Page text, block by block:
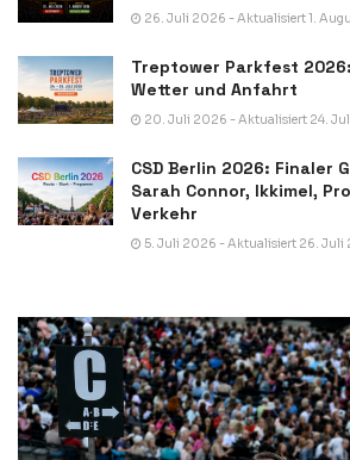
26. Juli 2026 - Aktualisiert 1.
Treptower Parkfest
Wetter und Anfahrt
20. Juli 2026 - Aktualisiert 24.
CSD Berlin 2026: Finaler
Sarah Connor, Ikkimel,
Verkehr
5. Juli 2026 - Aktualisiert 26. Juli